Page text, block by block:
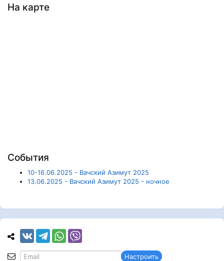
На карте
События
10-16.06.2025 - Вачский Азимут 2025
13.06.2025 - Вачский Азимут 2025 - ночное
Настроить